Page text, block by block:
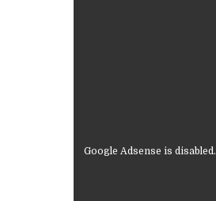
Google Adsense is disabled.